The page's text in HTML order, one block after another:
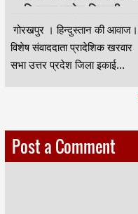
कुशीनगर । हिन्दुस्तान की आवाज।
विषेष संवाददाता भारत रत्न डॉ बाबा
साहेब आंबेडकर के गुरु भा...
Post a Comment